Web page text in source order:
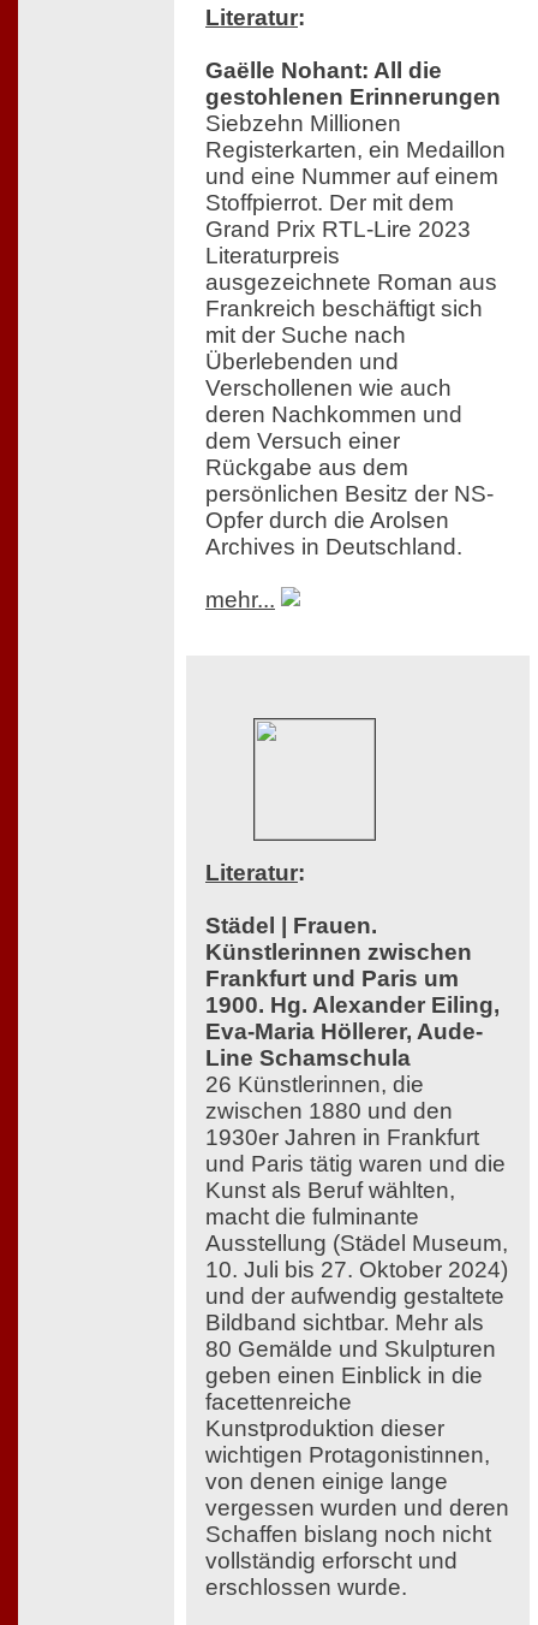
Literatur:
Gaëlle Nohant: All die
gestohlenen Erinnerungen
Siebzehn Millionen
Registerkarten, ein Medaillon
und eine Nummer auf einem
Stoffpierrot. Der mit dem
Grand Prix RTL-Lire 2023
Literaturpreis
ausgezeichnete Roman aus
Frankreich beschäftigt sich
mit der Suche nach
Überlebenden und
Verschollenen wie auch
deren Nachkommen und
dem Versuch einer
Rückgabe aus dem
persönlichen Besitz der NS-
Opfer durch die Arolsen
Archives in Deutschland.
mehr...
Literatur:
Städel | Frauen.
Künstlerinnen zwischen
Frankfurt und Paris um
1900. Hg. Alexander Eiling,
Eva-Maria Höllerer, Aude-
Line Schamschula
26 Künstlerinnen, die
zwischen 1880 und den
1930er Jahren in Frankfurt
und Paris tätig waren und die
Kunst als Beruf wählten,
macht die fulminante
Ausstellung (Städel Museum,
10. Juli bis 27. Oktober 2024)
und der aufwendig gestaltete
Bildband sichtbar. Mehr als
80 Gemälde und Skulpturen
geben einen Einblick in die
facettenreiche
Kunstproduktion dieser
wichtigen Protagonistinnen,
von denen einige lange
vergessen wurden und deren
Schaffen bislang noch nicht
vollständig erforscht und
erschlossen wurde.